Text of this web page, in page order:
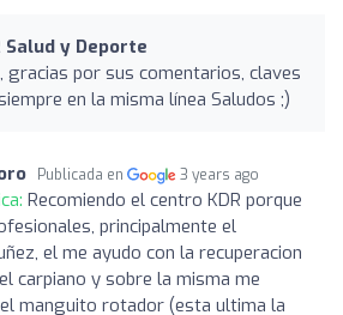
Salud y Deporte
gracias por sus comentarios, claves
en la misma línea Saludos ;)
Publicada en 3 years ago
Recomiendo el centro KDR porque
principalmente el
el me ayudo con la recuperacion
carpiano y sobre la misma me
manguito rotador (esta ultima la